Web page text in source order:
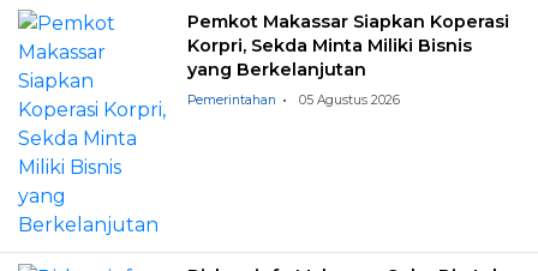
Pemkot Makassar Siapkan Koperasi
Korpri, Sekda Minta Miliki Bisnis
yang Berkelanjutan
Pemerintahan 05 Agustus 2026